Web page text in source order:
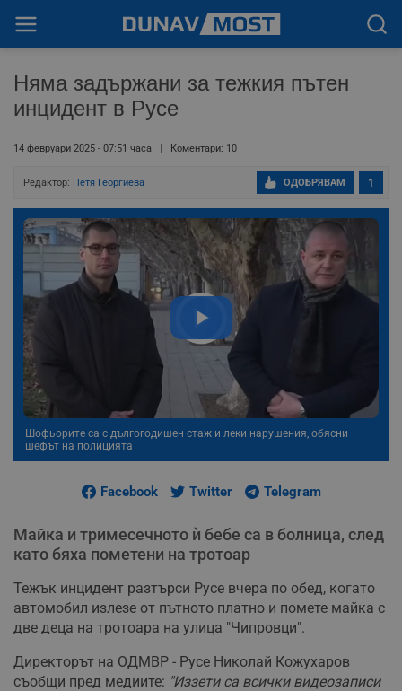
Няма задържани за тежкия пътен
инцидент в Русе
14 февруари 2025 - 07:51 часа Коментари: 10
Редактор: Петя Георгиева 1
ОДОБРЯВАМ
Шофьорите са с дългогодишен стаж и леки нарушения, обясни
шефът на полицията
Facebook Twitter Telegram
Майка и тримесечното ѝ бебе са в болница, след
като бяха пометени на тротоар
Тежък инцидент разтърси Русе вчера по обед, когато
автомобил излезе от пътното платно и помете майка с
две деца на тротоара на улица "Чипровци".
Директорът на ОДМВР - Русе Николай Кожухаров
съобщи пред медиите: "Иззети са всички видеозаписи